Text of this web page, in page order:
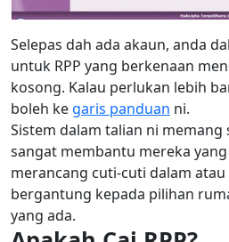
Selepas dah ada akaun, anda
untuk RPP yang berkenaan
kosong. Kalau perlukan lebih
boleh ke garis panduan ni.
Sistem dalam talian ni memang
sangat membantu mereka
merancang cuti-cuti dalam
bergantung kepada pilihan
yang ada.